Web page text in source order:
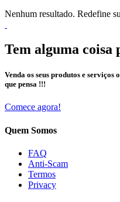
Nenhum resultado. Redefine
Tem alguma coisa
Venda os seus produtos e
que pensa !!!
Comece agora!
Quem Somos
FAQ
Anti-Scam
Termos
Privacy